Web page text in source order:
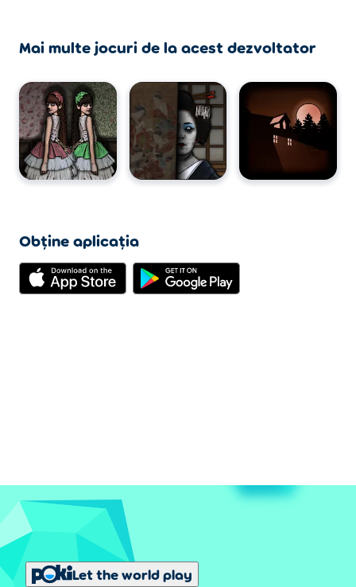
Mai multe jocuri de la acest dezvoltator
Obține aplicația
Let the world play